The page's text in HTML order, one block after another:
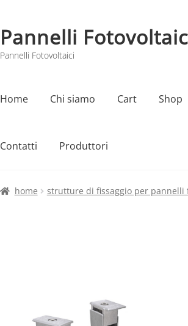
Vai
alla
navigazione
Vai
al
contenuto
Pannelli
Pannelli Fotovoltaici
Home Chi siamo Cart Shop
Contatti Produttori
Home Cart Checkout Chi siamo Contatti
home strutture di fissaggio per pannelli